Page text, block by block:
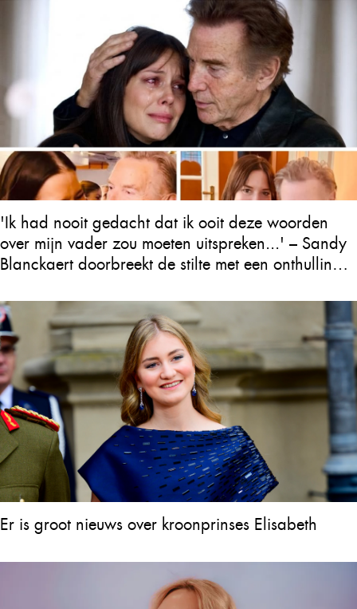
'Ik had nooit gedacht dat ik ooit deze woorden
over mijn vader zou moeten uitspreken...' – Sandy
Blanckaert doorbreekt de stilte met een onthulling
achterlaat
Er is groot nieuws over kroonprinses Elisabeth